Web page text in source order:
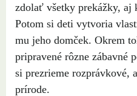
zdolať všetky prekážky, aj
Potom si deti vytvoria
mu jeho domček. Okrem
pripravené rôzne zábavné
si prezrieme rozprávkové,
prírode.